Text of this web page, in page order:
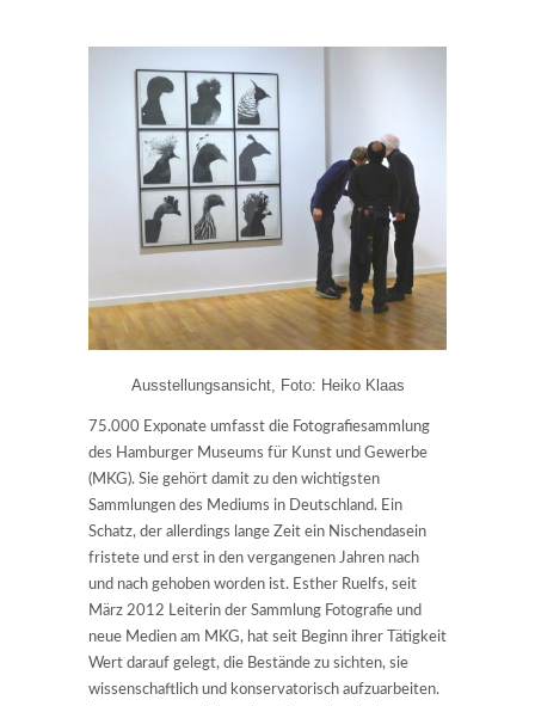
Ausstellungsansicht, Foto: Heiko Klaas
75.000 Exponate umfasst die Fotografiesammlung
des Hamburger Museums für Kunst und Gewerbe
(MKG). Sie gehört damit zu den wichtigsten
Sammlungen des Mediums in Deutschland. Ein
Schatz, der allerdings lange Zeit ein Nischendasein
fristete und erst in den vergangenen Jahren nach
und nach gehoben worden ist. Esther Ruelfs, seit
März 2012 Leiterin der Sammlung Fotografie und
neue Medien am MKG, hat seit Beginn ihrer Tätigkeit
Wert darauf gelegt, die Bestände zu sichten, sie
wissenschaftlich und konservatorisch aufzuarbeiten.